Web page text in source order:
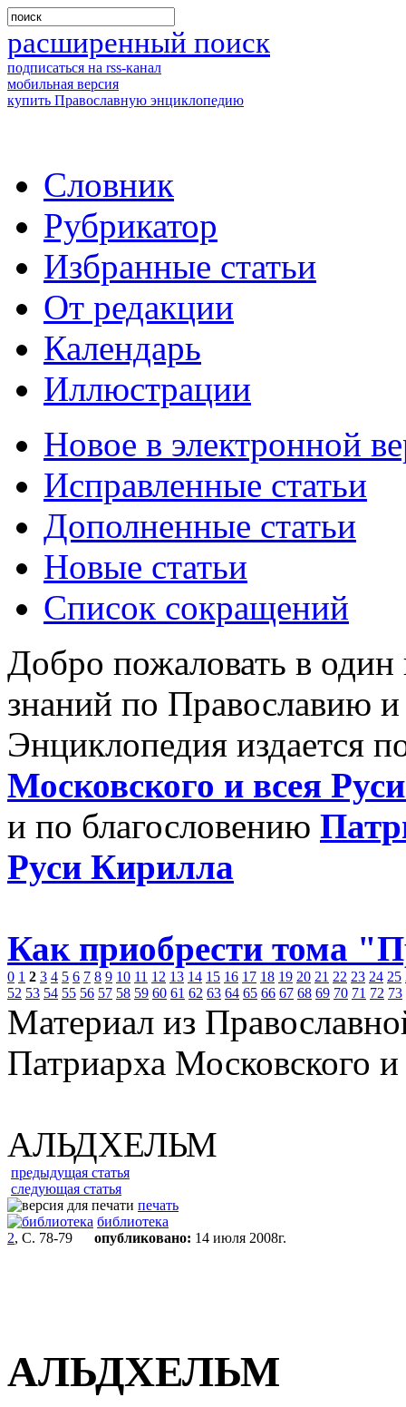
расширенный поиск
подписаться на rss-канал
мобильная версия
купить Православную энциклопедию
Словник
Рубрикатор
Избранные статьи
От редакции
Календарь
Иллюстрации
Новое в электронной
Исправленные статьи
Дополненные статьи
Новые статьи
Список сокращений
Добро пожаловать в
знаний по Православию
Энциклопедия издается
Московского и всея
и по благословению
Руси Кирилла
Как приобрести тома
0 1 2 3 4 5 6 7 8 9 10 11 12 13 14 15 16 17 18 19 20 21 22 23 24 25
52 53 54 55 56 57 58 59 60 61 62 63 64 65 66 67 68 69 70 71 72 73
Материал из
Патриарха Московского
АЛЬДХЕЛЬМ
предыдущая статья
следующая статья
печать
библиотека
2, С. 78-79 опубликовано: 14 июля 2008г.
АЛЬДХЕЛЬМ